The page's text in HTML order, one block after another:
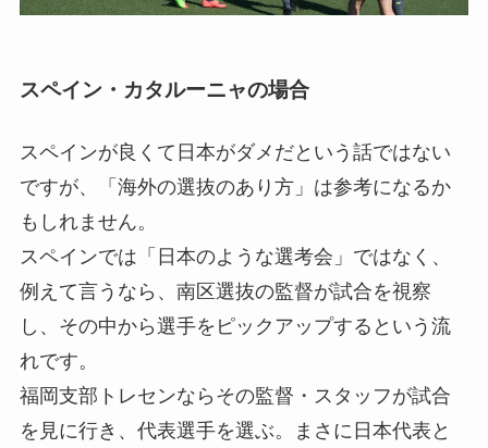
スペイン・カタルーニャの場合
スペインが良くて日本がダメだという話ではない
ですが、「海外の選抜のあり方」は参考になるか
もしれません。
スペインでは「日本のような選考会」ではなく、
例えて言うなら、南区選抜の監督が試合を視察
し、その中から選手をピックアップするという流
れです。
福岡支部トレセンならその監督・スタッフが試合
を見に行き、代表選手を選ぶ。まさに日本代表と